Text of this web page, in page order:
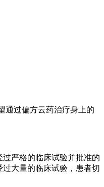
通过偏方云药治疗身上的
严格的临床试验并批准的
大量的临床试验，患者切